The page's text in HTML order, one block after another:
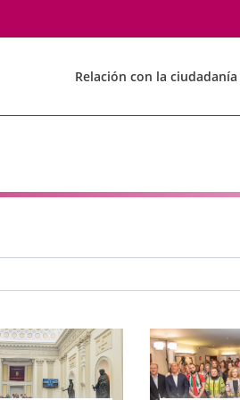
Relación con la ciudadanía
búsqueda